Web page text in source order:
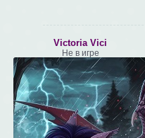
Victoria Vici
Не в игре